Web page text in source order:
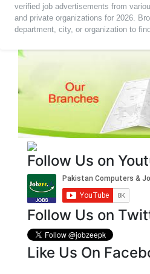
verified job advertisements from
and private organizations for 2026.
department, city, or organization to
Follow Us on
Follow Us on
Like Us On